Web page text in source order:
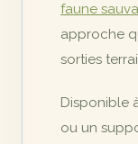
faune
approche
sorties
Disponible
ou un